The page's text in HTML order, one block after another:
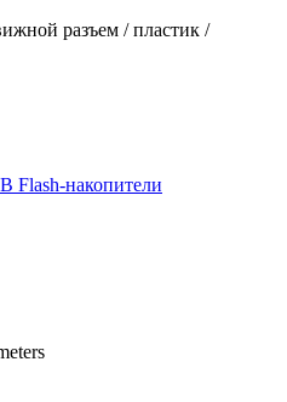
разъем / пластик /
Flash-накопители